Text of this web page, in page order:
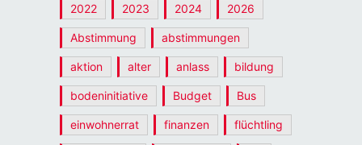
2022 2023 2024 2026
Abstimmung abstimmungen
aktion alter anlass bildung
bodeninitiative Budget Bus
einwohnerrat finanzen flüchtling